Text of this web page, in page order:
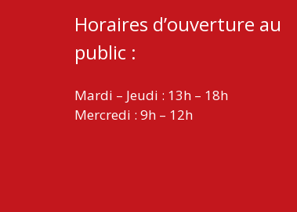
Horaires d’ouverture au
public :
Mardi – Jeudi : 13h – 18h
Mercredi : 9h – 12h